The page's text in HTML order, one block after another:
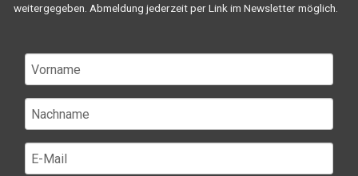
weitergegeben. Abmeldung jederzeit per Link im Newsletter möglich.